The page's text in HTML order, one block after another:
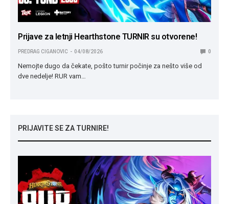
Prijave za letnji Hearthstone TURNIR su otvorene!
PREDRAG CIGANOVIC 04/08/2026 0
Nemojte dugo da čekate, pošto turnir počinje za nešto više od
dve nedelje! RUR vam…
PRIJAVITE SE ZA TURNIRE!